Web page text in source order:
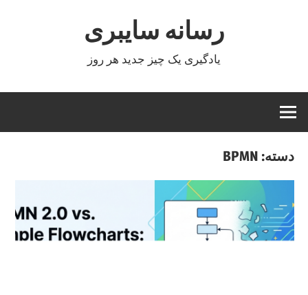
رسانه سایبری
یادگیری یک چیز جدید هر روز
دسته: BPMN